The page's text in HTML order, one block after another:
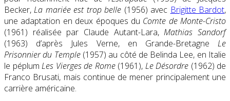
Becker,La mariée est trop belle (1956) avec Brigitte Bardot,
une adaptation en deux époques du Comte de Monte-Cristo
(1961) réalisée par Claude Autant-Lara,Mathias Sandorf
(1963) d’après Jules Verne, en Grande-Bretagne Le
Prisonnier du Temple(1957) au côté de Belinda Lee, en Italie
le péplum Les Vierges de Rome(1961), Le Désordre (1962) de
Franco Brusati, mais continue de mener principalement une
carrière américaine.